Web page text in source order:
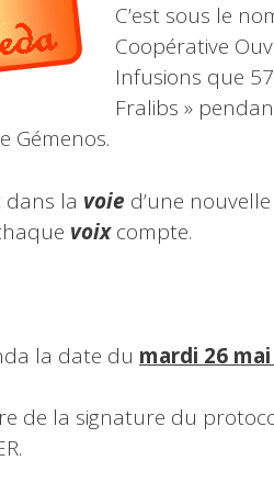
C’est sous le
Coopérative
Infusions que
Fralibs »
Gémenos.
dans la voie d’une
voixcompte.
la date du mardi 26
de la signature du